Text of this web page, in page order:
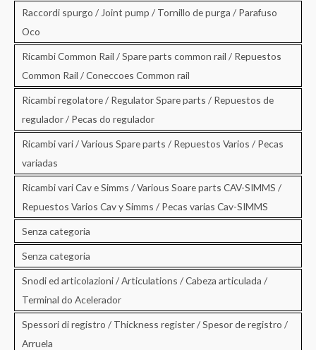
Raccordi spurgo / Joint pump / Tornillo de purga / Parafuso
Oco
Ricambi Common Rail / Spare parts common rail / Repuestos
Common Rail / Coneccoes Common rail
Ricambi regolatore / Regulator Spare parts / Repuestos de
regulador / Pecas do regulador
Ricambi vari / Various Spare parts / Repuestos Varios / Pecas
variadas
Ricambi vari Cav e Simms / Various Soare parts CAV-SIMMS /
Repuestos Varios Cav y Simms / Pecas varias Cav-SIMMS
Senza categoria
Senza categoria
Snodi ed articolazioni / Articulations / Cabeza articulada /
Terminal do Acelerador
Spessori di registro / Thickness register / Spesor de registro /
Arruela